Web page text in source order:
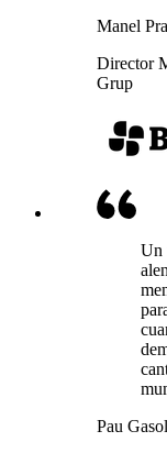
Manel
Director
Grup
Un
Pau Gasol